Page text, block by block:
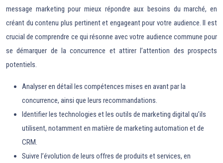
message marketing pour mieux répondre aux besoins du marché, en
créant du contenu plus pertinent et engageant pour votre audience. Il est
crucial de comprendre ce qui résonne avec votre audience commune pour
se démarquer de la concurrence et attirer l’attention des prospects
potentiels.
Analyser en détail les compétences mises en avant par la
concurrence, ainsi que leurs recommandations.
Identifier les technologies et les outils de marketing digital qu’ils
utilisent, notamment en matière de marketing automation et de
CRM.
Suivre l’évolution de leurs offres de produits et services, en